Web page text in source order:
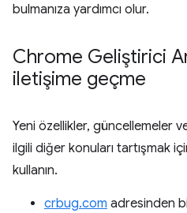
bulmanıza yardımcı olur.
Chrome Geliştirici
iletişime geçme
Yeni özellikler, güncellemeler
ilgili diğer konuları tartışmak
kullanın.
crbug.com adresinden